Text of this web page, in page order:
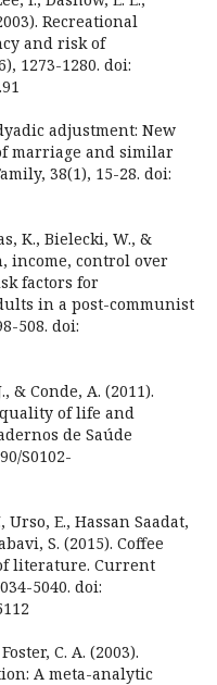
Recreational
and risk of
1273-1280. doi:
adjustment: New
marriage and similar
38(1), 15-28. doi:
K., Bielecki, W., &
income, control over
factors for
in a post-communist
508. doi:
& Conde, A. (2011).
of life and
de Saúde
S0102-
Urso, E., Hassan Saadat,
S. (2015). Coffee
literature. Current
5040. doi:
C. A. (2003).
A meta-analytic